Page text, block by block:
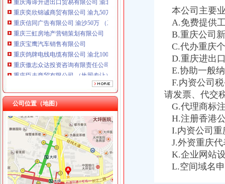
重庆奕欣锦诚商贸有限公司 渝九50万 （工商注册）
重庆信同广告有限公司 渝沙50万 （工商注册）
重庆三虹房地产营销策划有限公司
重庆宝鹰汽车销售有限公司
重庆鸽牌电线电缆有限公司 渝北10010万 (进出口权)
重庆傲志众达投资咨询有限责任公司 渝九1000万 （增资）
重庆臣夫商贸有限公司 （执照专让）
重庆卿倾商贸有限责任公司 渝江100万 （工商注册）
重庆星竣贸易有限责任公司 渝中100万 （进出口权）
重庆海谛升进出口贸易有限公司 渝北100万 （进出口权）
重庆奕欣锦诚商贸有限公司 渝九50万 （工商注册）
重庆信同广告有限公司 渝沙50万 （工商注册）
重庆三虹房地产营销策划有限公司
重庆宝鹰汽车销售有限公司
公司位置（地图）
一般纳税人申报表
增值税纳税申报表（一般纳税人适用）及其附列资料
如何填制一般纳税人增值税申报表(2)-蝴蝶飞飞的日志-网易博客
一般纳税人申报表填写及关键点说明
2016新《增值税纳税申报表（一般纳税人适用）》及其附列资料
2016年营改增后一般纳税人申报表（样表）
一般纳税人申请书
增值税新版一般纳税人申报表填写热点问题_中华会计网校_税务网校
增值税一般纳税人申请书怎么写？_百度知道
本公司主要
A.免费提供
B.重庆公司
C.代办重庆
D.重庆进出
E.协助一般
F.内资公司
请发票、代交
G.代理商标
H.注册香港
I.内资公司重
J.外资重庆代
K.企业网站
L.空间域名